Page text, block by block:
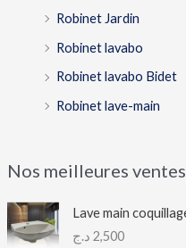
Robinet Jardin
Robinet lavabo
Robinet lavabo Bidet
Robinet lave-main
Nos meilleures ventes
Lave main
2,500 د.ج